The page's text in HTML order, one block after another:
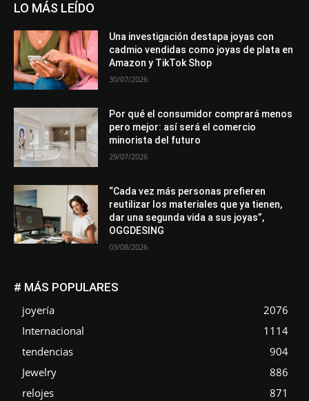
LO MÁS LEÍDO
Una investigación destapa joyas con
cadmio vendidas como joyas de plata en
Amazon y TikTok Shop
30/07/2026
Por qué el consumidor comprará menos
pero mejor: así será el comercio
minorista del futuro
29/07/2026
“Cada vez más personas prefieren
reutilizar los materiales que ya tienen,
dar una segunda vida a sus joyas”,
OGGDESING
03/08/2026
# MÁS POPULARES
joyería
2076
Internacional
1114
tendencias
904
Jewelry
886
relojes
871